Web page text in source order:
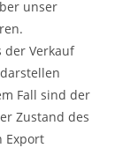
unser
der Verkauf
Fall sind der
Zustand des
Export